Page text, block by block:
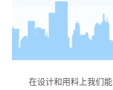
在设计和用料上我们